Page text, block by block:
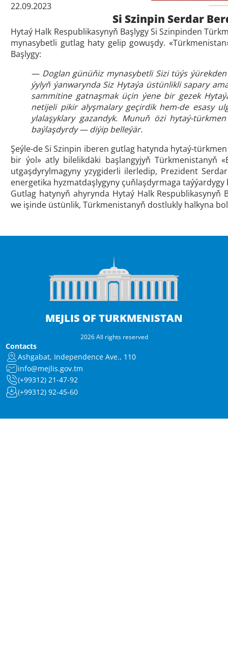
22.09.2023
Si Szinpin Serdar
Hytaý Halk Respublikasynyň Başlygy Si Szinpinden
mynasybetli gutlag haty gelip gowuşdy.
Başlygy:
— Doglan günüňiz mynasybetli Sizi tüýs
ýylyň ýanwarynda Siz Hytaýa üstünlikli sapary
sammitine gatnaşmak üçin ýene bir gezek
netijeli pikir alyşmalary geçirdik hem-de esasy
ylalaşyklary gazandyk. Munuň özi hytaý-
baýlaşdyrdy — diýip belleýär.
Şeýle-de Si Szinpin iberen gutlag hatynda hytaý-
bir ýol» atly bilelikdäki başlangyjyň Türkmenistanyň
utgaşdyrylmagyny yzygiderli ilerledip, Prezident
energetika hyzmatdaşlygyny çuňlaşdyrmaga taýýardygy
Gutlag hatynyň ahyrynda Hytaý Halk
we işinde üstünlik, Türkmenistanyň dostlukly halkyna
MEJLIS OF TURKMENISTAN
2026 All rights reserved
Contacts
Ashgabat, Independence Ave., 110
info@mejlis.gov.tm
(+99312) 21-47-92
(+99312) 92-45-60